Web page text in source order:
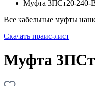
Муфта 3ПСт20-240-В
Все кабельные муфты
Скачать прайс-лист
Муфта